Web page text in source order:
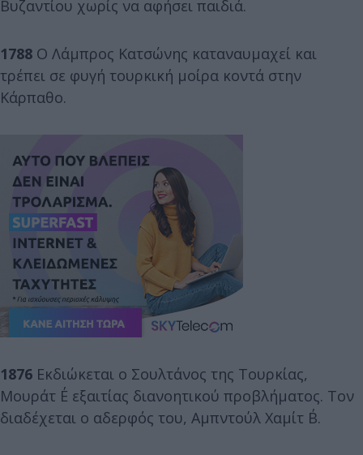
Βυζαντίου χωρίς να αφήσει παιδιά.
1788 Ο Λάμπρος Κατσώνης καταναυμαχεί και
τρέπει σε φυγή τουρκική μοίρα κοντά στην
Κάρπαθο.
1876 Εκδιώκεται ο Σουλτάνος της Τουρκίας,
Μουράτ Ε΄ εξαιτίας διανοητικού προβλήματος. Τον
διαδέχεται ο αδερφός του, Αμπντούλ Χαμίτ Β΄.